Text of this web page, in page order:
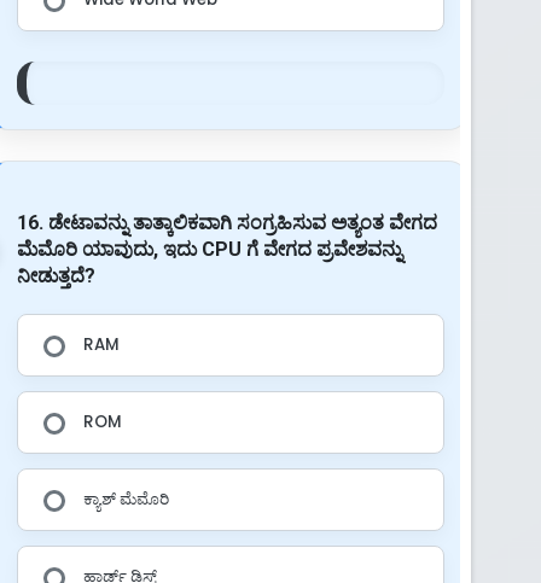
16. ಡೇಟಾವನ್ನು ತಾತ್ಕಾಲಿಕವಾಗಿ ಸಂಗ್ರಹಿಸುವ ಅತ್ಯಂತ ವೇಗದ
ಮೆಮೊರಿ ಯಾವುದು, ಇದು CPU ಗೆ ವೇಗದ ಪ್ರವೇಶವನ್ನು
ನೀಡುತ್ತದೆ?
RAM
ROM
ಕ್ಯಾಶ್ ಮೆಮೊರಿ
ಹಾರ್ಡ್ ಡಿಸ್ಕ್